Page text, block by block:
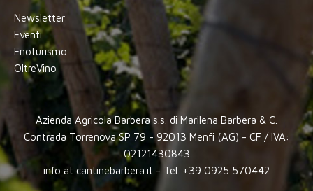
Newsletter
Eventi
Enoturismo
OltreVino
Azienda Agricola Barbera s.s. di Marilena Barbera & C.
Contrada Torrenova SP 79 - 92013 Menfi (AG) - CF / IVA:
02121430843
info at cantinebarbera.it - Tel. +39 0925 570442